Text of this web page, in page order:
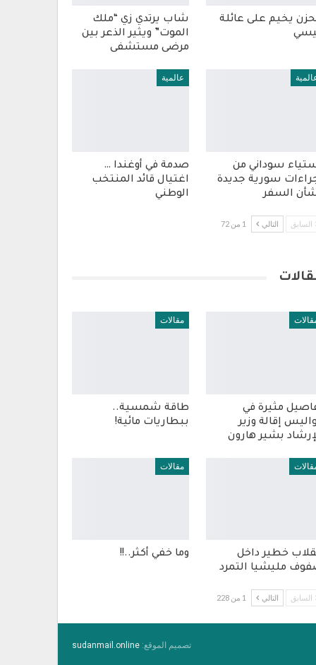
يخيم على عائلة
شاب يرتدي زي “ملك
الموت” ويثير الذعر بين
مرضى مستشفى
سوداني من
سورية جديدة
السفر
عالمية
صدمة في أوغندا …
اغتيال قائد المنتخب
الوطني
السابق التالي 1 من 72
مثيرة في
إقالة وزير
بشير هارون
مقالات
طاقة شمسية..
ببطاريات مائية!
خطير داخل
مليشيا التمرد
مقالات
وما خفي أكثر..!!
السابق التالي 1 من 228
تصميم الموقع: sudanmail.online